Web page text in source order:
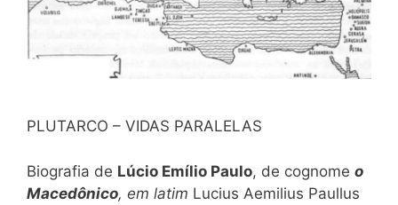
PLUTARCO – VIDAS PARALELAS
Biografia de Lúcio Emílio Paulo, de cognome o
Macedônico, em latim Lucius Aemilius Paullus